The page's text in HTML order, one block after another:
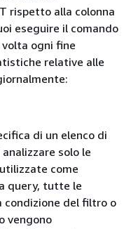
rispetto alla colonna
eseguire il comando
volta ogni fine
relative alle
di un elenco di
solo le
come
query, tutte le
condizione del filtro o
vengono